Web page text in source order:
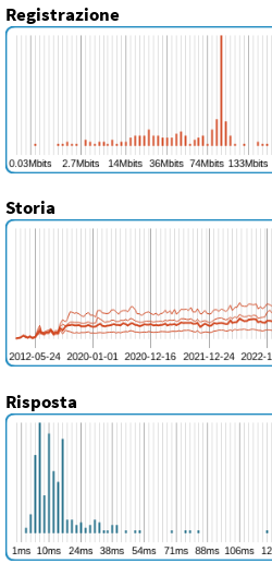
Registrazione
Storia
Risposta